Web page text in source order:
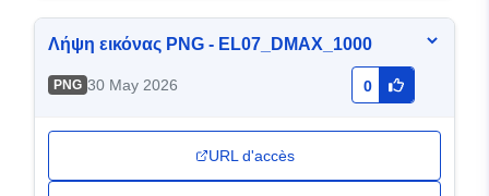
Λήψη εικόνας PNG - EL07_DMAX_1000
PNG 30 May 2026 0
URL d'accès